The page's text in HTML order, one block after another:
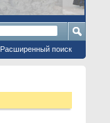
Расширенный поиск